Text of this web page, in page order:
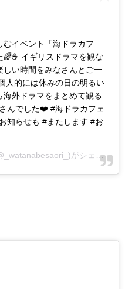
イベント「海ドラカフ
イギリスドラマを観な
い時間をみなさんとご一
的には休みの日の明るい
外ドラマをまとめて観る
んでした❤️ #海ドラカフェ
知らせも #またします #お
がシェアした投稿 -